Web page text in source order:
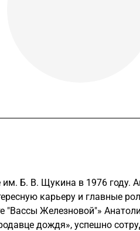
Б. В. Щукина в 1976 году.
карьеру и главные
Железновой"»
дождя», успешно